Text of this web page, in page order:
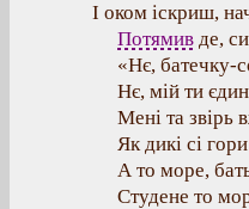
І оком іскриш,
Потямив де,
«Нє, батечку-
Нє, мій ти
Мені та звірь
Як дикі сі
А то море,
Студене то